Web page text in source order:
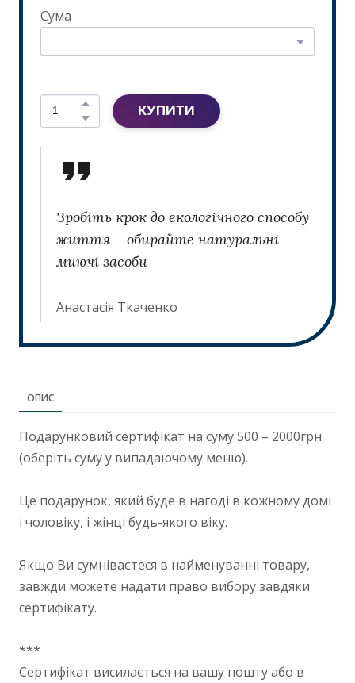
Сума
КУПИТИ
Зробіть крок до екологічного способу
життя – обирайте натуральні
миючі засоби
Анастасія Ткаченко
ОПИС
Подарунковий сертифікат на суму 500 – 2000грн
(оберіть суму у випадаючому меню).
Це подарунок, який буде в нагоді в кожному домі
і чоловіку, і жінці будь-якого віку.
Якщо Ви сумніваєтеся в найменуванні товару,
завжди можете надати право вибору завдяки
сертифікату.
***
Сертифікат висилається на вашу пошту або в